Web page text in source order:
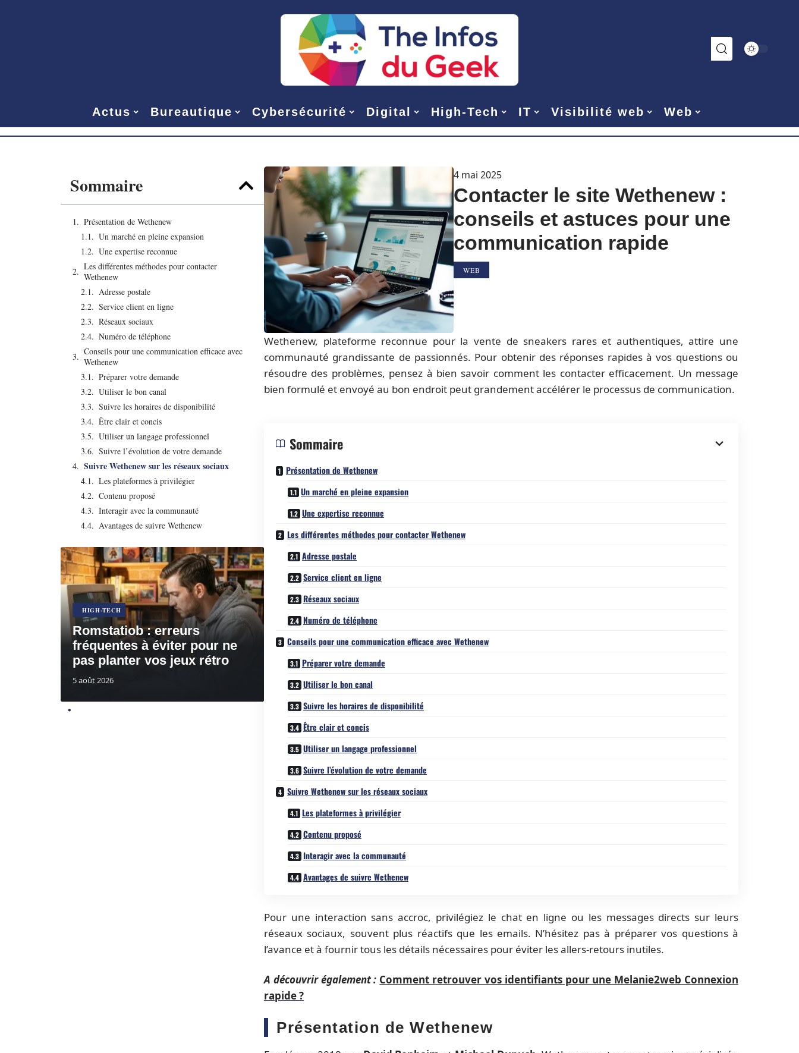
Actus Bureautique Cybersécurité Digital High-Tech IT Visibilité web Web
Sommaire
Présentation de Wethenew
Un marché en pleine expansion
Une expertise reconnue
Les différentes méthodes pour contacter
Wethenew
Adresse postale
Service client en ligne
Réseaux sociaux
Numéro de téléphone
Conseils pour une communication efficace avec
Wethenew
Préparer votre demande
Utiliser le bon canal
Suivre les horaires de disponibilité
Être clair et concis
Utiliser un langage professionnel
Suivre l’évolution de votre demande
Suivre Wethenew sur les réseaux sociaux
Les plateformes à privilégier
Contenu proposé
Interagir avec la communauté
Avantages de suivre Wethenew
HIGH-TECH
Romstatiob : erreurs
fréquentes à éviter pour ne
pas planter vos jeux rétro
5 août 2026
4 mai 2025
Contacter le site Wethenew :
conseils et astuces pour une
communication rapide
WEB
Wethenew, plateforme reconnue pour la vente de sneakers rares et authentiques, attire une
communauté grandissante de passionnés. Pour obtenir des réponses rapides à vos questions ou
résoudre des problèmes, pensez à bien savoir comment les contacter efficacement. Un message
bien formulé et envoyé au bon endroit peut grandement accélérer le processus de communication.
Sommaire
Présentation de Wethenew
Un marché en pleine expansion
Une expertise reconnue
Les différentes méthodes pour contacter Wethenew
Adresse postale
Service client en ligne
Réseaux sociaux
Numéro de téléphone
Conseils pour une communication efficace avec Wethenew
Préparer votre demande
Utiliser le bon canal
Suivre les horaires de disponibilité
Être clair et concis
Utiliser un langage professionnel
Suivre l’évolution de votre demande
Suivre Wethenew sur les réseaux sociaux
Les plateformes à privilégier
Contenu proposé
Interagir avec la communauté
Avantages de suivre Wethenew
Pour une interaction sans accroc, privilégiez le chat en ligne ou les messages directs sur leurs
réseaux sociaux, souvent plus réactifs que les emails. N’hésitez pas à préparer vos questions à
l’avance et à fournir tous les détails nécessaires pour éviter les allers-retours inutiles.
A découvrir également : Comment retrouver vos identifiants pour une Melanie2web Connexion
rapide ?
Présentation de Wethenew